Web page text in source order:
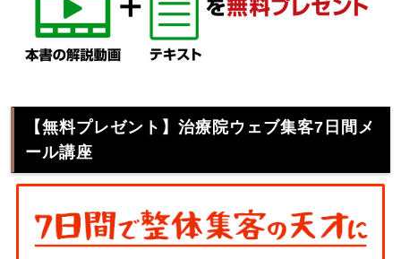
【無料プレゼント】治療院ウェブ集客7日間メ
ール講座